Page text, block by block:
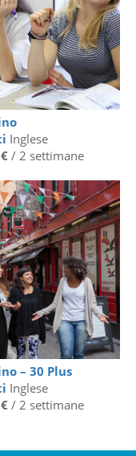
Inglese
/ 2 settimane
– 30 Plus
Inglese
/ 2 settimane